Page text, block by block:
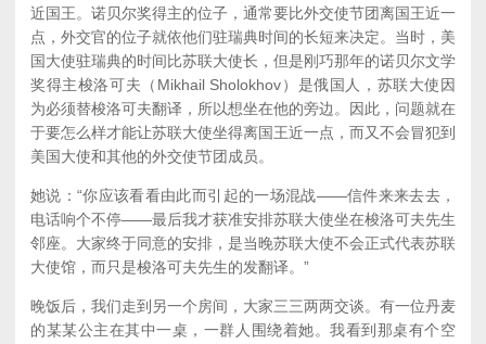
近国王。诺贝尔奖得主的位子，通常要比外交使节团离国王近一
点，外交官的位子就依他们驻瑞典时间的长短来决定。当时，美
国大使驻瑞典的时间比苏联大使长，但是刚巧那年的诺贝尔文学
奖得主梭洛可夫（Mikhail Sholokhov）是俄国人，苏联大使因
为必须替梭洛可夫翻译，所以想坐在他的旁边。因此，问题就在
于要怎么样才能让苏联大使坐得离国王近一点，而又不会冒犯到
美国大使和其他的外交使节团成员。
她说：“你应该看看由此而引起的一场混战——信件来来去去，
电话响个不停——最后我才获准安排苏联大使坐在梭洛可夫先生
邻座。大家终于同意的安排，是当晚苏联大使不会正式代表苏联
大使馆，而只是梭洛可夫先生的发翻译。”
晚饭后，我们走到另一个房间，大家三三两两交谈。有一位丹麦
的某某公主在其中一桌，一群人围绕着她。我看到那桌有个空